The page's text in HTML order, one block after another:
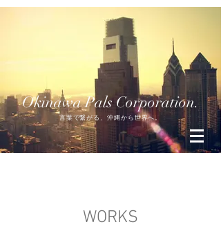
Okinawa Pals Corporation.
言葉で繋がる、沖縄から世界へ。
WORKS